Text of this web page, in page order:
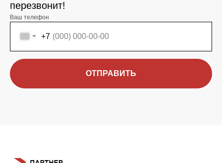
перезвонит!
Ваш телефон
+7
ОТПРАВИТЬ